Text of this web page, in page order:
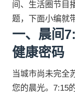
间、生活圈节目
题，下面小编就
一、晨间
健康密码
当城市尚未完全
您的晨光。7:15